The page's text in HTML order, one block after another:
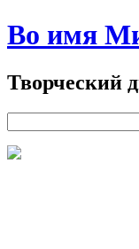
Во имя
Творческий